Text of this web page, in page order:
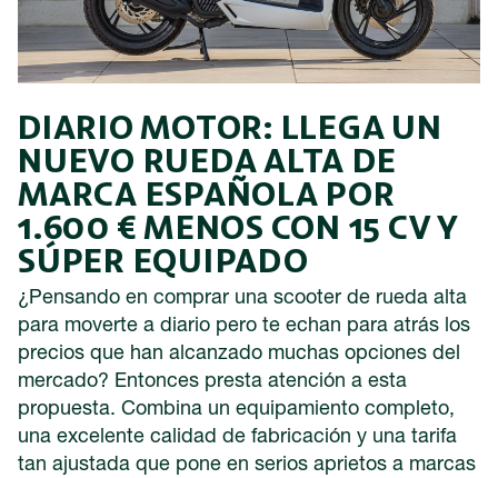
DIARIO MOTOR: LLEGA UN
NUEVO RUEDA ALTA DE
MARCA ESPAÑOLA POR
1.600 € MENOS CON 15 CV Y
SÚPER EQUIPADO
¿Pensando en comprar una scooter de rueda alta
para moverte a diario pero te echan para atrás los
precios que han alcanzado muchas opciones del
mercado? Entonces presta atención a esta
propuesta. Combina un equipamiento completo,
una excelente calidad de fabricación y una tarifa
tan ajustada que pone en serios aprietos a marcas